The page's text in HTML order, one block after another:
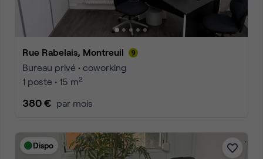
Rue Rabelais, Montreuil
Bureau privé • coworking
1 poste • 15 m2
380 € par mois
Dispo